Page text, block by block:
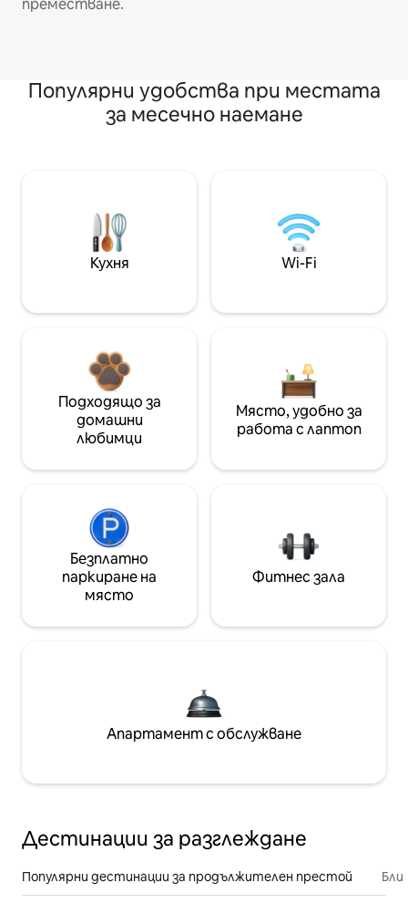
преместване.
Популярни удобства при местата
за месечно наемане
Кухня Wi-Fi
Подходящо за
домашни
любимци
Място, удобно за
работа с лаптоп
Безплатно
паркиране на
място
Фитнес зала
Апартамент с обслужване
Дестинации за разглеждане
Популярни дестинации за продължителен престой